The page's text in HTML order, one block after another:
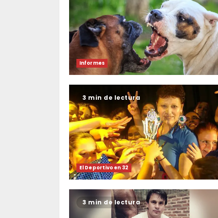
Informes
3 min de lectura
El Deportivo en 32
3 min de lectura